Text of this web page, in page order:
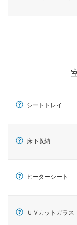
シートトレイ
床下収納
ヒーターシート
ＵＶカットガラス